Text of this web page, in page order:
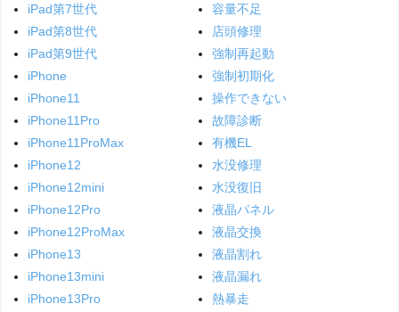
iPad第7世代
iPad第8世代
iPad第9世代
iPhone
iPhone11
iPhone11Pro
iPhone11ProMax
iPhone12
iPhone12mini
iPhone12Pro
iPhone12ProMax
iPhone13
iPhone13mini
iPhone13Pro
容量不足
店頭修理
強制再起動
強制初期化
操作できない
故障診断
有機EL
水没修理
水没復旧
液晶パネル
液晶交換
液晶割れ
液晶漏れ
熱暴走